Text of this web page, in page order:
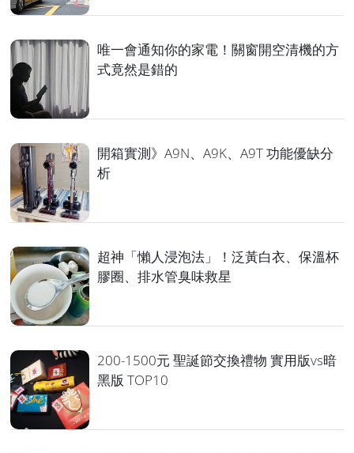
唯一會通知你的家電！關窗開空清機的方
式竟然是錯的
開箱實測》A9N、A9K、A9T 功能優缺分
析
超神「懶人浸泡法」！泛黃白衣、保溫杯
膠圈、排水管臭味救星
200-1500元 聖誕節交換禮物 實用版vs暗
黑版 TOP10